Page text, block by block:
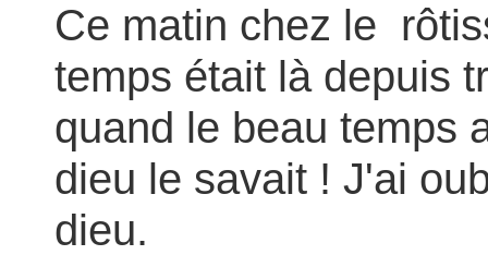
Ce matin chez le
temps était là depuis
quand le beau temps
dieu le savait ! J'ai
dieu.